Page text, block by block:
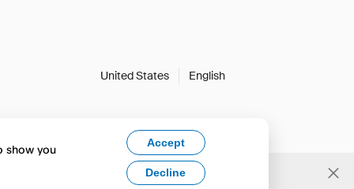
United States English
show you
Accept
Decline